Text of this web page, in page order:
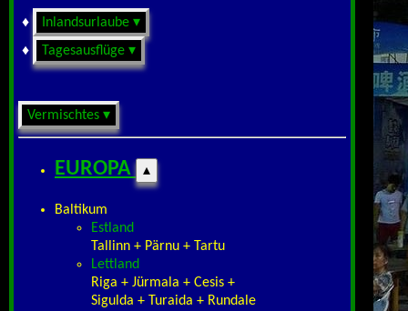
♦
Inlandsurlaube ▾
♦
Tagesausflüge ▾
Vermischtes ▾
EUROPA ▴
Baltikum
Estland
Tallinn + Pärnu + Tartu
Lettland
Riga + Jürmala + Cesis +
Sigulda + Turaida + Rundale